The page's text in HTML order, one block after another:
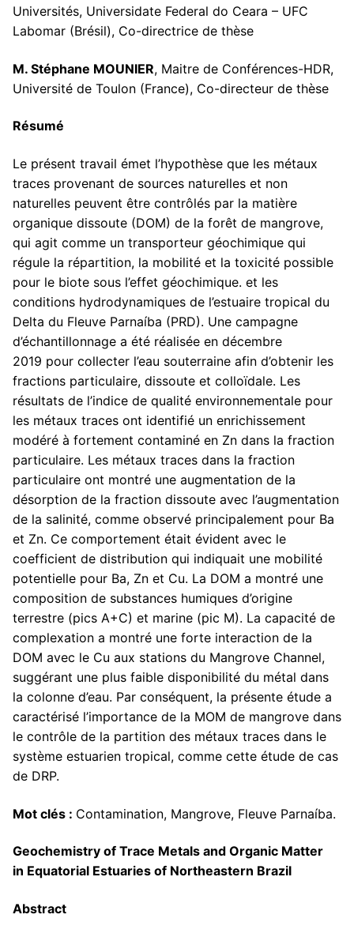
Universités, Universidate Federal do Ceara – UFC
Labomar (Brésil), Co-directrice de thèse
M. Stéphane MOUNIER, Maitre de Conférences-HDR,
Université de Toulon (France), Co-directeur de thèse
Résumé
Le présent travail émet l’hypothèse que les métaux
traces provenant de sources naturelles et non
naturelles peuvent être contrôlés par la matière
organique dissoute (DOM) de la forêt de mangrove,
qui agit comme un transporteur géochimique qui
régule la répartition, la mobilité et la toxicité possible
pour le biote sous l’effet géochimique. et les
conditions hydrodynamiques de l’estuaire tropical du
Delta du Fleuve Parnaíba (PRD). Une campagne
d’échantillonnage a été réalisée en décembre
2019 pour collecter l’eau souterraine afin d’obtenir les
fractions particulaire, dissoute et colloïdale. Les
résultats de l’indice de qualité environnementale pour
les métaux traces ont identifié un enrichissement
modéré à fortement contaminé en Zn dans la fraction
particulaire. Les métaux traces dans la fraction
particulaire ont montré une augmentation de la
désorption de la fraction dissoute avec l’augmentation
de la salinité, comme observé principalement pour Ba
et Zn. Ce comportement était évident avec le
coefficient de distribution qui indiquait une mobilité
potentielle pour Ba, Zn et Cu. La DOM a montré une
composition de substances humiques d’origine
terrestre (pics A+C) et marine (pic M). La capacité de
complexation a montré une forte interaction de la
DOM avec le Cu aux stations du Mangrove Channel,
suggérant une plus faible disponibilité du métal dans
la colonne d’eau. Par conséquent, la présente étude a
caractérisé l’importance de la MOM de mangrove dans
le contrôle de la partition des métaux traces dans le
système estuarien tropical, comme cette étude de cas
de DRP.
Mot clés : Contamination, Mangrove, Fleuve Parnaíba.
Geochemistry of Trace Metals and Organic Matter
in Equatorial Estuaries of Northeastern Brazil
Abstract